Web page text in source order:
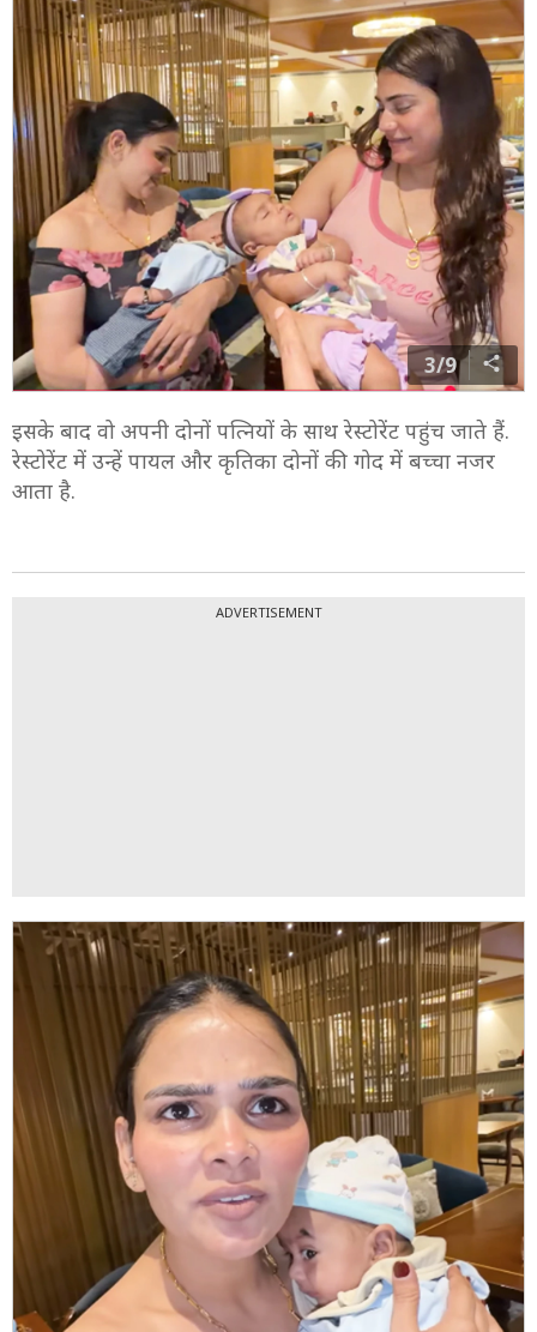
3/9
इसके बाद वो अपनी दोनों पत्नियों के साथ रेस्टोरेंट पहुंच जाते हैं.
रेस्टोरेंट में उन्हें पायल और कृतिका दोनों की गोद में बच्चा नजर
आता है.
ADVERTISEMENT